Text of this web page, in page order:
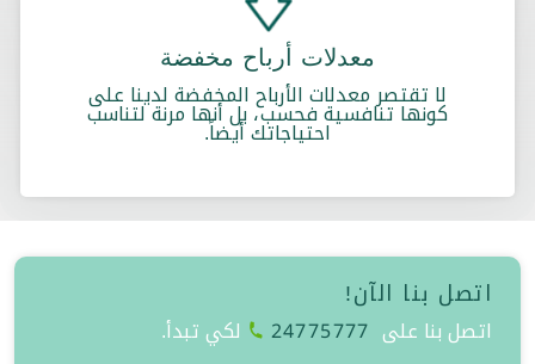
معدلات أرباح مخفضة
لا تقتصر معدلات الأرباح المخفضة لدينا على
كونها تنافسية فحسب، بل أنها مرنة لتناسب
احتياجاتك أيضاً.
اتصل بنا الآن!
اتصل بنا على 24775777 لكي تبدأ.